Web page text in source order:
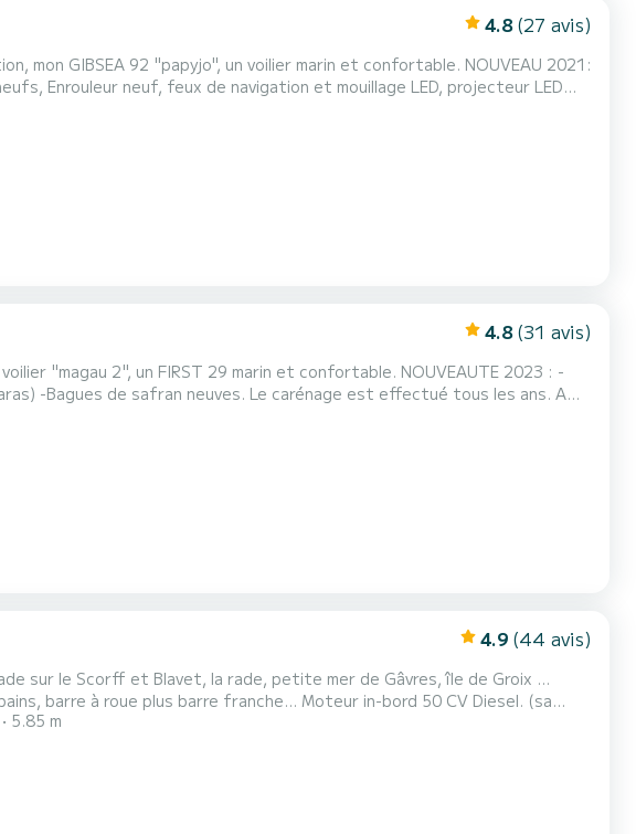
4.8 (27 avis)
LED
4.8 (31 avis)
2", un FIRST 29 marin et confortable. NOUVEAUTE 2023 : -
Le carénage est effectué tous les ans. A
que vous appareillez sereinement et vous conseillerai sur les meilleurs
4.9 (44 avis)
sur le Scorff et Blavet, la rade, petite mer de Gâvres, île de Groix …
barre à roue plus barre franche… Moteur in-bord 50 CV Diesel. (sa
5.85 m